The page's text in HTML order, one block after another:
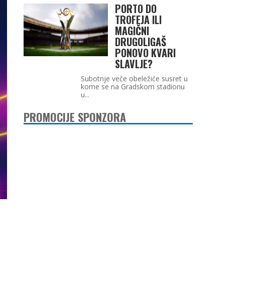
PORTO DO
TROFEJA ILI
MAGIČNI
DRUGOLIGAŠ
PONOVO KVARI
SLAVLJE?
Subotnje veče obeležiće susret u
kome se na Gradskom stadionu
u...
PROMOCIJE SPONZORA